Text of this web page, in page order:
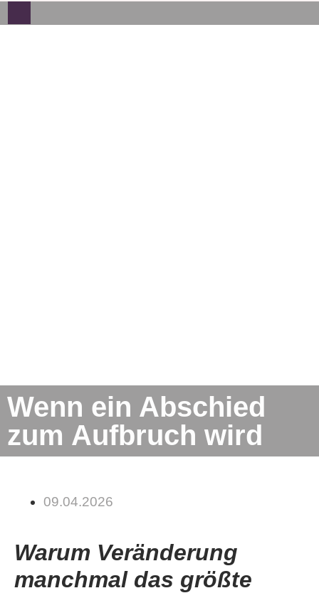
Wenn ein Abschied
zum Aufbruch wird
09.04.2026
Warum Veränderung
manchmal das größte